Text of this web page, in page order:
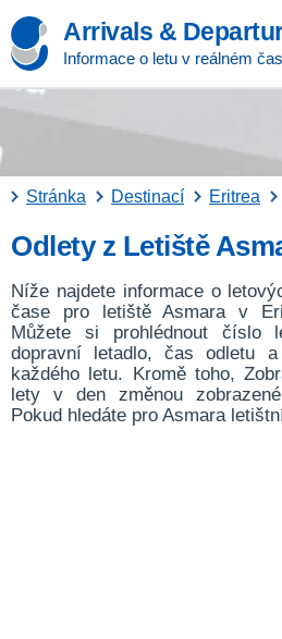
Arrivals &
Informace o letu v reálném
Stránka Destinací Eritrea
Odlety z Letiště
Níže najdete informace o
čase pro letiště Asmara v
Můžete si prohlédnout číslo
dopravní letadlo, čas odletu
každého letu. Kromě toho,
lety v den změnou
Pokud hledáte pro Asmara